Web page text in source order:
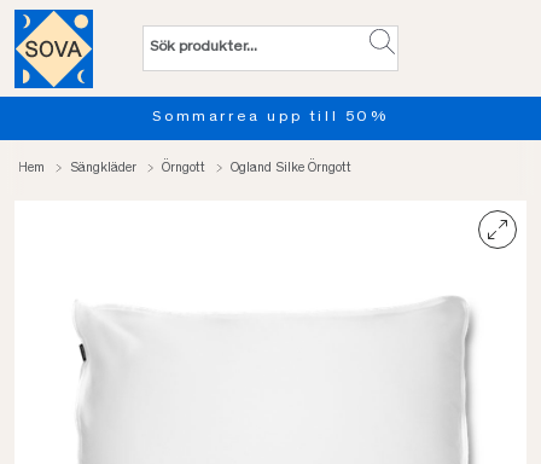
Sommarrea upp till 50%
Hem Sängkläder Örngott Ogland Silke Örngott